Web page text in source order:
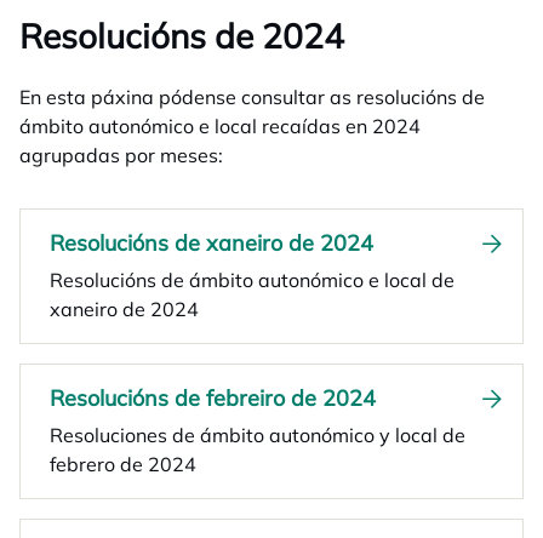
Resolucións de 2024
En esta páxina pódense consultar as resolucións de
ámbito autonómico e local recaídas en 2024
agrupadas por meses:
Resolucións de xaneiro de 2024
Resolucións de ámbito autonómico e local de
xaneiro de 2024
Resolucións de febreiro de 2024
Resoluciones de ámbito autonómico y local de
febrero de 2024